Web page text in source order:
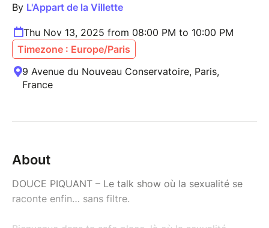
By L'Appart de la Villette
Thu Nov 13, 2025 from 08:00 PM to 10:00 PM
Timezone : Europe/Paris
9 Avenue du Nouveau Conservatoire, Paris,
France
About
DOUCE PIQUANT – Le talk show où la sexualité se
raconte enfin… sans filtre.